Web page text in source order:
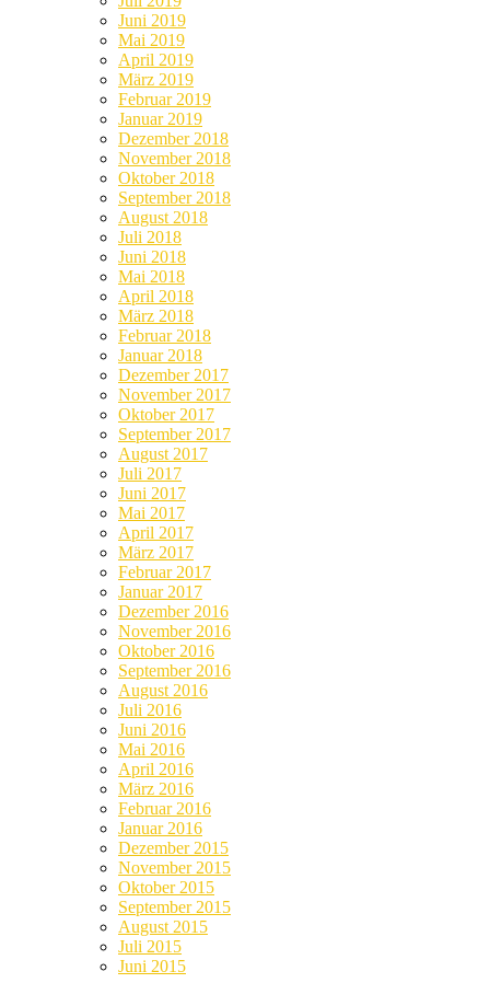
Juni 2019
Mai 2019
April 2019
März 2019
Februar 2019
Januar 2019
Dezember 2018
November 2018
Oktober 2018
September 2018
August 2018
Juli 2018
Juni 2018
Mai 2018
April 2018
März 2018
Februar 2018
Januar 2018
Dezember 2017
November 2017
Oktober 2017
September 2017
August 2017
Juli 2017
Juni 2017
Mai 2017
April 2017
März 2017
Februar 2017
Januar 2017
Dezember 2016
November 2016
Oktober 2016
September 2016
August 2016
Juli 2016
Juni 2016
Mai 2016
April 2016
März 2016
Februar 2016
Januar 2016
Dezember 2015
November 2015
Oktober 2015
September 2015
August 2015
Juli 2015
Juni 2015